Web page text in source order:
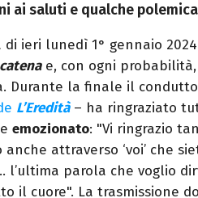
ai saluti e qualche polemica
ieri lunedì 1° gennaio
e, con ogni probabilità,
Durante la finale il
L’Eredità– ha ringraziato
emozionato: "Vi ringrazio
attraverso ‘voi’ che
l’ultima parola che voglio
il cuore". La trasmissione